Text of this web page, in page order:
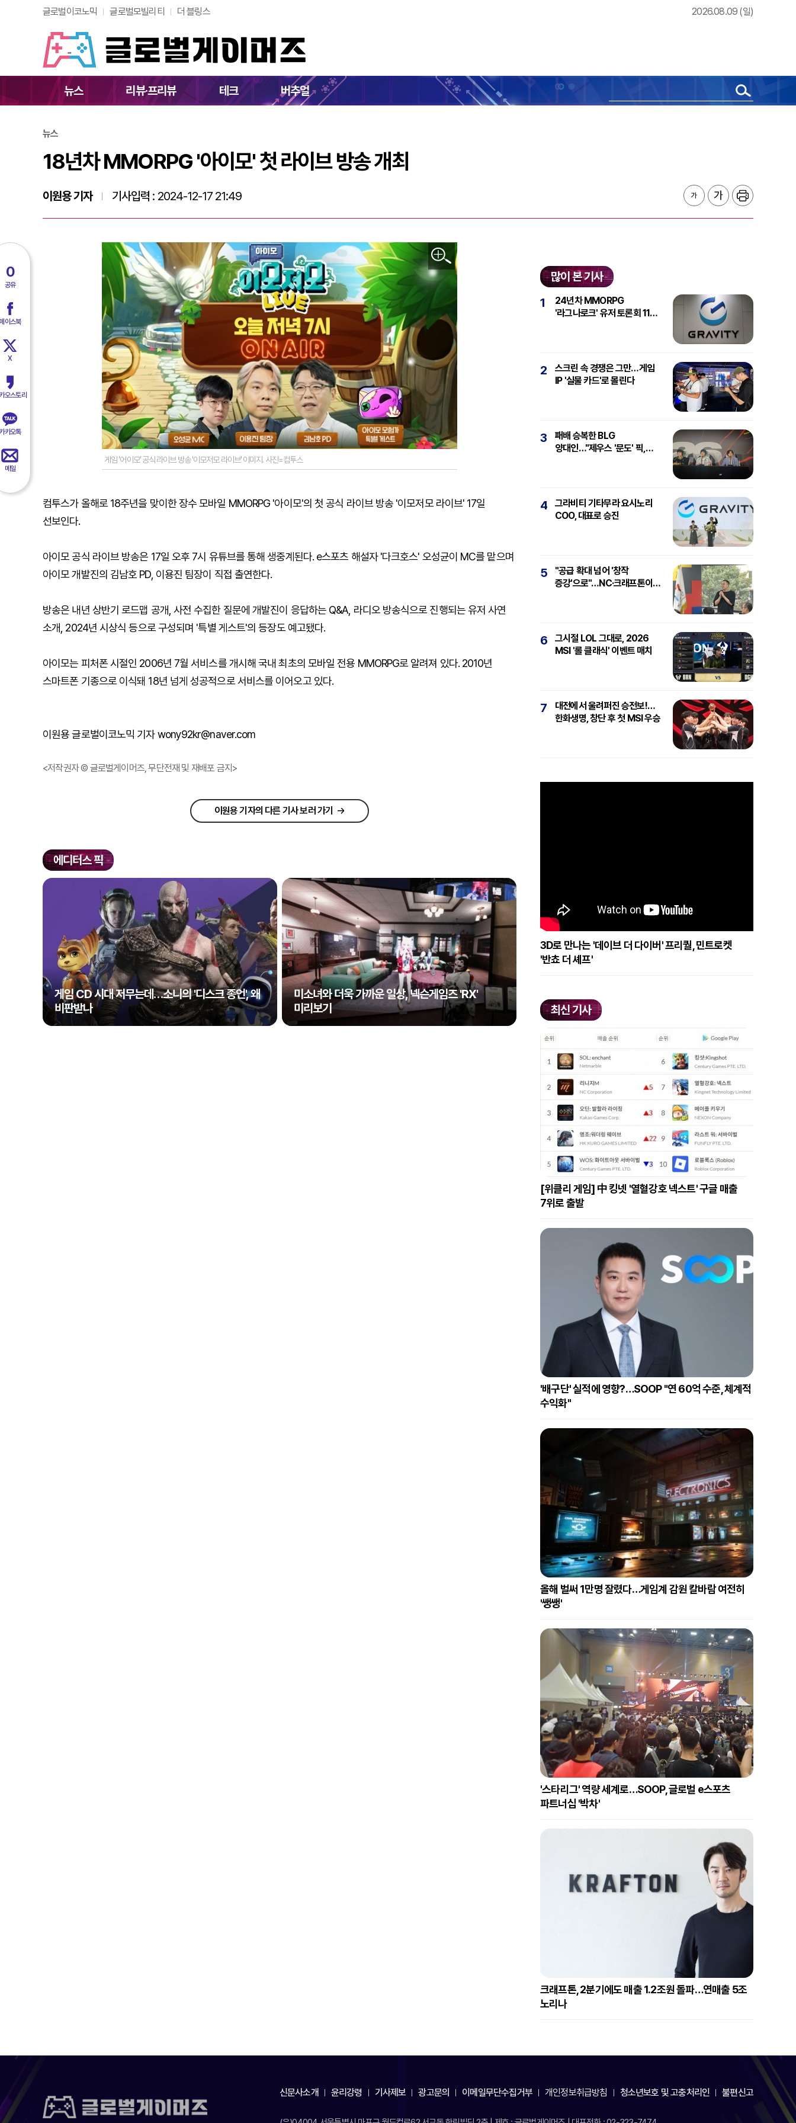
글로벌이코노믹 글로벌모빌리티 더 블링스 2026.08.09 (일)
뉴스 리뷰·프리뷰 테크 버추얼
18년차 MMORPG '아이모' 첫 라이브 방송 개최
0
공유
이스북
X
오스토리
카오톡
메일
뉴스
18년차 MMORPG '아이모' 첫 라이브 방송 개최
이원용 기자 기사입력 : 2024-12-17 21:49
게임 '어이모' 공식 라이브 방송 '이모저모 라이브' 이미지. 사진=컴투스
컴투스가 올해로 18주년을 맞이한 장수 모바일 MMORPG '아이모'의 첫 공식 라이브 방송 '이모저모 라이브' 17일
선보인다.
아이모 공식 라이브 방송은 17일 오후 7시 유튜브를 통해 생중계된다. e스포츠 해설자 '다크호스' 오성균이 MC를 맡으며
아이모 개발진의 김남호 PD, 이용진 팀장이 직접 출연한다.
방송은 내년 상반기 로드맵 공개, 사전 수집한 질문에 개발진이 응답하는 Q&A, 라디오 방송식으로 진행되는 유저 사연
소개, 2024년 시상식 등으로 구성되며 '특별 게스트'의 등장도 예고됐다.
아이모는 피처폰 시절인 2006년 7월 서비스를 개시해 국내 최초의 모바일 전용 MMORPG로 알려져 있다. 2010년
스마트폰 기종으로 이식돼 18년 넘게 성공적으로 서비스를 이어오고 있다.
이원용 글로벌이코노믹 기자 wony92kr@naver.com
<저작권자 © 글로벌게이머즈, 무단전재 및 재배포 금지>
이원용 기자의 다른 기사 보러 가기
에디터스 픽
게임 CD 시대 저무는데…소니의 '디스크 종언', 왜
비판받나
미소녀와 더욱 가까운 일상, 넥슨게임즈 'RX'
미리보기
많이 본 기사
1
24년차 MMORPG
'라그나로크' 유저 토론회 11일
2
스크린 속 경쟁은 그만…게임
IP '실물 카드'로 몰린다
3
패배 승복한 BLG
양대인…"제우스 '문도' 픽,
4
그라비티 기타무라 요시노리
COO, 대표로 승진
5
"공급 확대 넘어 '창작
증강'으로"…NC·크래프톤이
6
그시절 LOL 그대로, 2026
MSI '롤 클래식' 이벤트 매치
7
대전에서 울려퍼진 승전보!…
한화생명, 창단 후 첫 MSI 우승
3D로 만나는 '데이브 더 다이버' 프리퀄, 민트로켓
'반쵸 더 셰프'
최신 기사
[위클리 게임] 中 킹넷 '열혈강호 넥스트' 구글 매출
7위로 출발
'배구단' 실적에 영향?…SOOP "연 60억 수준, 체계적
수익화"
올해 벌써 1만명 잘렸다…게임계 감원 칼바람 여전히
'쌩쌩'
'스타리그' 역량 세계로…SOOP, 글로벌 e스포츠
파트너십 '박차'
크래프톤, 2분기에도 매출 1.2조원 돌파…연매출 5조
노리나
신문사소개 윤리강령 기사제보 광고문의 이메일무단수집거부 개인정보취급방침 청소년보호 및 고충처리인 불편신고